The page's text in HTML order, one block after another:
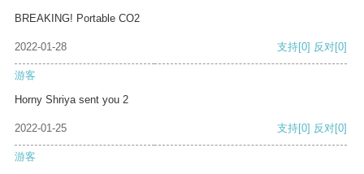
BREAKING! Portable CO2
2022-01-28 支持[0] 反对[0]
游客
Horny Shriya sent you 2
2022-01-25 支持[0] 反对[0]
游客